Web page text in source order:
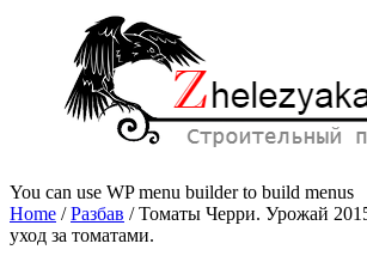
You can use WP menu builder to build menus
Home /Разбав /Томаты Черри. Урожай
уход за томатами.